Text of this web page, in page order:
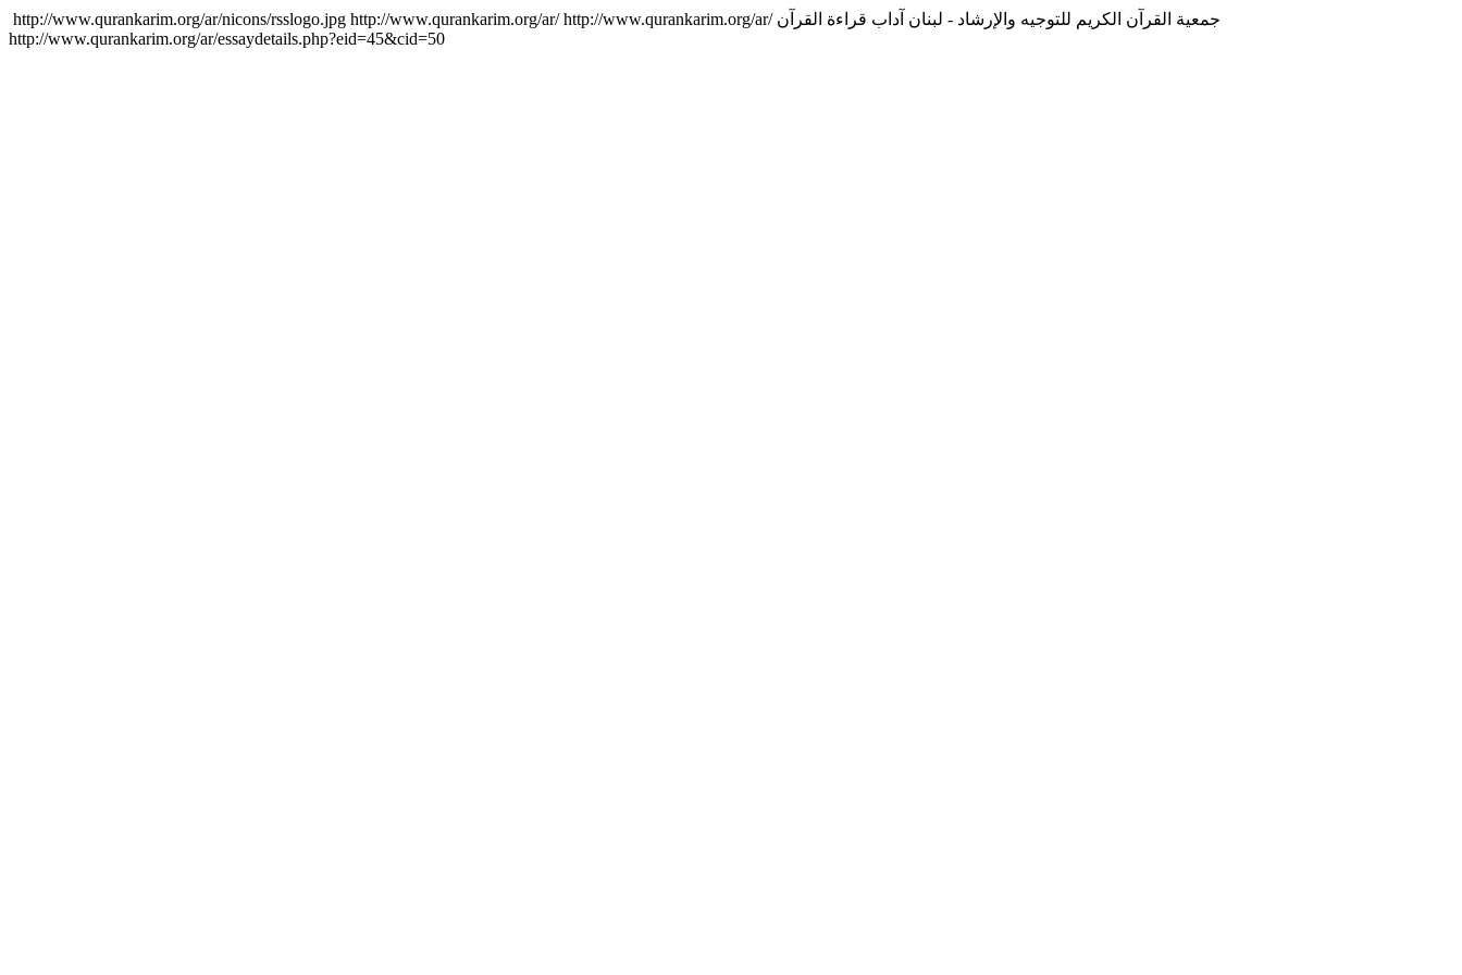
http://www.qurankarim.org/ar/nicons/rsslogo.jpg http://www.qurankarim.org/ar/http://www.qurankarim.org/ar/ جمعية القرآن الكريم للتوجيه والإرشاد - لبنان آداب قراءة القرآن
http://www.qurankarim.org/ar/essaydetails.php?eid=45&cid=50